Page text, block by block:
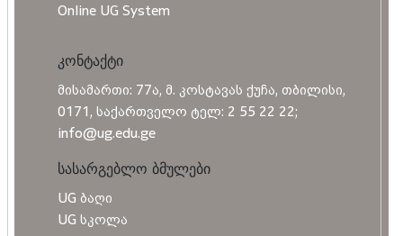
Online UG System
კონტაქტი
მისამართი: 77ა, მ. კოსტავას ქუჩა, თბილისი,
0171, საქართველო ტელ: 2 55 22 22;
info@ug.edu.ge
სასარგებლო ბმულები
UG ბაღი
UG სკოლა